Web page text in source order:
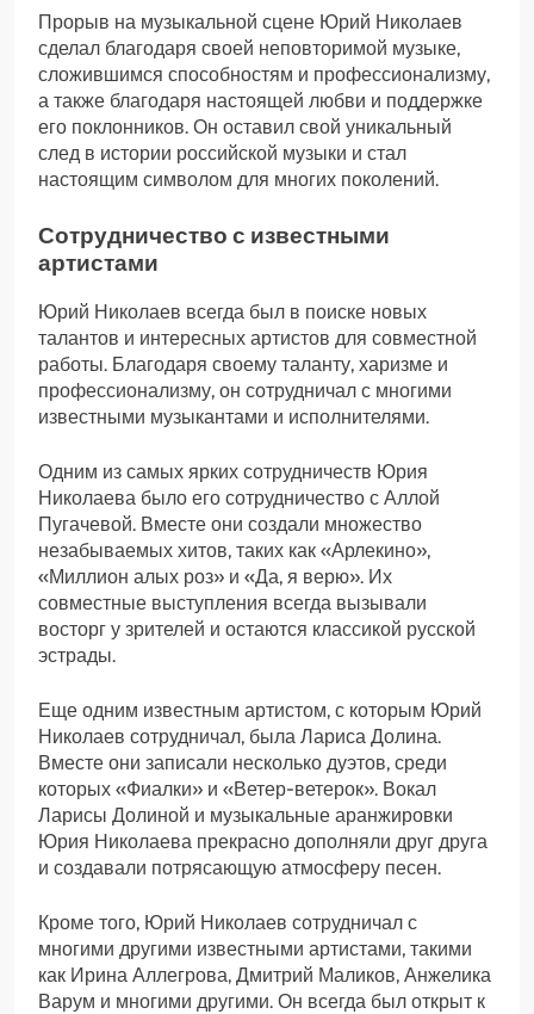
Прорыв на музыкальной сцене Юрий Николаев
сделал благодаря своей неповторимой музыке,
сложившимся способностям и профессионализму,
а также благодаря настоящей любви и поддержке
его поклонников. Он оставил свой уникальный
след в истории российской музыки и стал
настоящим символом для многих поколений.
Сотрудничество с известными
артистами
Юрий Николаев всегда был в поиске новых
талантов и интересных артистов для совместной
работы. Благодаря своему таланту, харизме и
профессионализму, он сотрудничал с многими
известными музыкантами и исполнителями.
Одним из самых ярких сотрудничеств Юрия
Николаева было его сотрудничество с Аллой
Пугачевой. Вместе они создали множество
незабываемых хитов, таких как «Арлекино»,
«Миллион алых роз» и «Да, я верю». Их
совместные выступления всегда вызывали
восторг у зрителей и остаются классикой русской
эстрады.
Еще одним известным артистом, с которым Юрий
Николаев сотрудничал, была Лариса Долина.
Вместе они записали несколько дуэтов, среди
которых «Фиалки» и «Ветер-ветерок». Вокал
Ларисы Долиной и музыкальные аранжировки
Юрия Николаева прекрасно дополняли друг друга
и создавали потрясающую атмосферу песен.
Кроме того, Юрий Николаев сотрудничал с
многими другими известными артистами, такими
как Ирина Аллегрова, Дмитрий Маликов, Анжелика
Варум и многими другими. Он всегда был открыт к